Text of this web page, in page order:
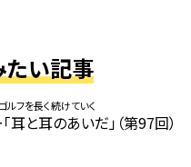
たい記事
ルフを長く続けていく
耳と耳のあいだ」（第97回）